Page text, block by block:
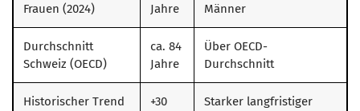
Frauen (2024)
Jahre
Männer
Durchschnitt
Schweiz (OECD)
ca. 84
Jahre
Über OECD-
Durchschnitt
Historischer Trend
+30
Starker langfristiger